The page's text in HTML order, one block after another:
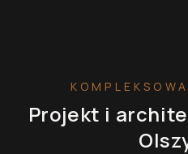
Projekt i